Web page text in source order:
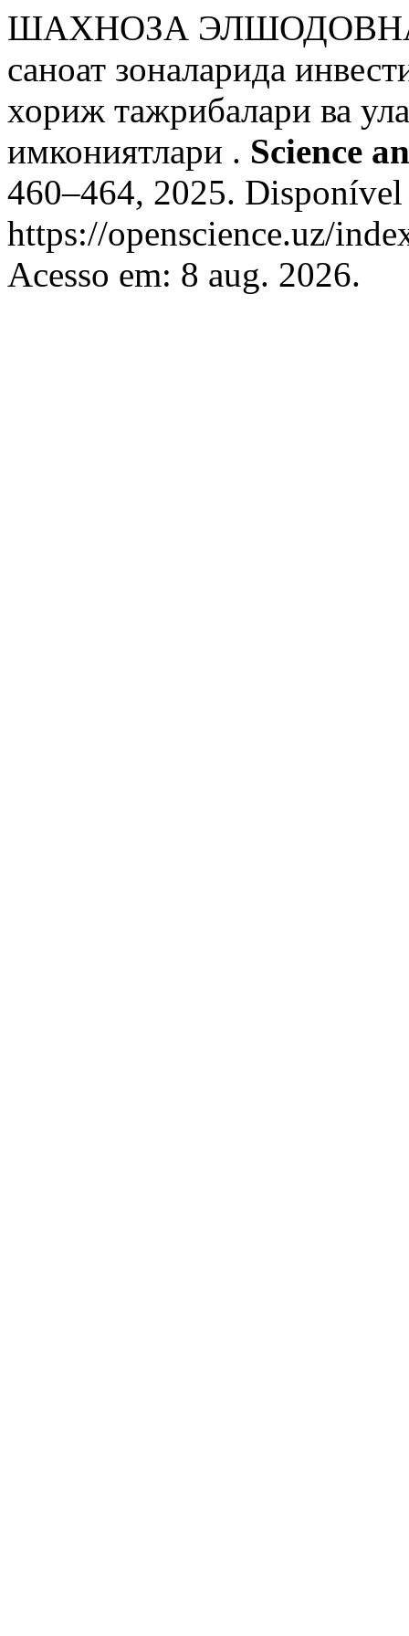
ШАХНОЗА
саноат зоналарида
хориж тажрибалари ва
имкониятлари . Science
460–464, 2025. Disponível
https://openscience.uz/
Acesso em: 8 aug. 2026.